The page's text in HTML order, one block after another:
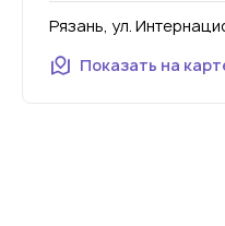
Рязань, ул.
Показать на